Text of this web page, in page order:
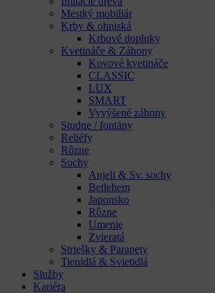
Mestký mobiliár
Krby & ohniská
Krbové doplnky
Kvetináče & Záhony
Kovové kvetináče
CLASSIC
LUX
SMART
Vyvýšené záhony
Studne / fontány
Reliéfy
Rôzne
Sochy
Anjeli & Sv. sochy
Betlehem
Japonsko
Rôzne
Umenie
Zvieratá
Striešky & Parapety
Tienidlá & Svietidlá
Služby
Kariéra